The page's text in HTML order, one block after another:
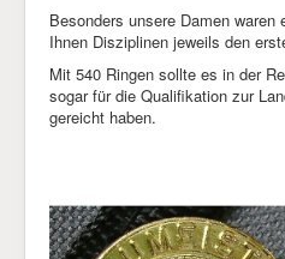
Besonders unsere Damen waren
Ihnen Disziplinen jeweils den
Mit 540 Ringen sollte es in der
sogar für die Qualifikation zur
gereicht haben.